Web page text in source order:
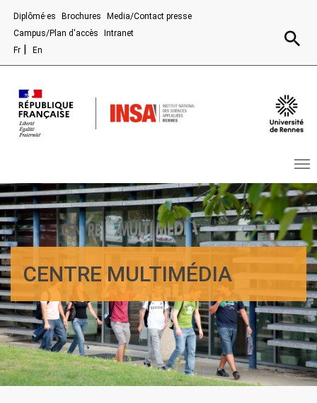
Diplômé·es Brochures
Media/Contact presse
Campus/Plan d'accès
Intranet
Fr
En
CENTRE MULTIMÉDIA